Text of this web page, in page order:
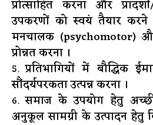
प्रोत्साहित करना और
उपकरणों को स्वयं तैयार करने
मनचालक (psychomotor)
प्रोन्नत करना ।
प्रतिभागियों में बौद्धिक
सौंदर्यपरकता उत्पन्न करना ।
समाज के उपयोग हेतु
अनुकूल सामग्री के उत्पादन हेतु